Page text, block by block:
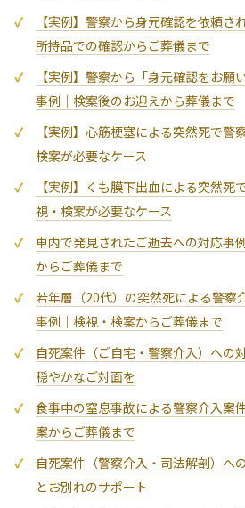
【実例】警察から身元確認を依頼さ
所持品での確認からご葬儀まで
【実例】警察から「身元確認をお願
事例｜検案後のお迎えから葬儀まで
【実例】心筋梗塞による突然死で警
検案が必要なケース
【実例】くも膜下出血による突然死
視・検案が必要なケース
車内で発見されたご逝去への対応事
からご葬儀まで
若年層（20代）の突然死による警察
事例｜検視・検案からご葬儀まで
自死案件（ご自宅・警察介入）への
穏やかなご対面を
食事中の窒息事故による警察介入案
案からご葬儀まで
自死案件（警察介入・司法解剖）へ
とお別れのサポート